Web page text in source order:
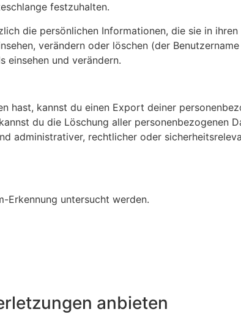
festzuhalten.
die persönlichen Informationen, die sie in
verändern oder löschen (der
einsehen und verändern.
hast, kannst du einen Export deiner
du die Löschung aller personenbezogenen
administrativer, rechtlicher oder
Erkennung untersucht werden.
anbieten